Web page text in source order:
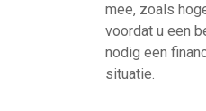
mee, zoals
voordat u een
nodig een
situatie.